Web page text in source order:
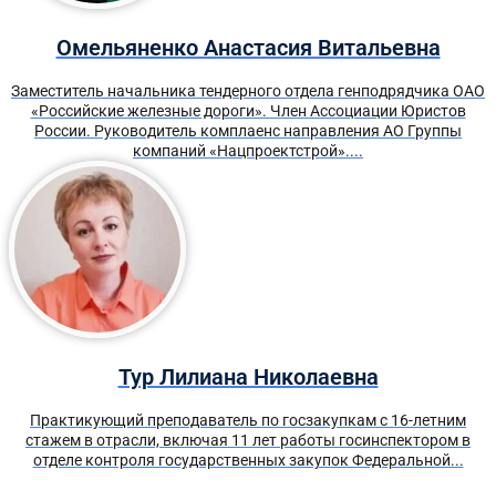
Омельяненко Анастасия Витальевна
Заместитель начальника тендерного отдела генподрядчика ОАО
«Российские железные дороги». Член Ассоциации Юристов
России. Руководитель комплаенс направления АО Группы
компаний «Нацпроектстрой»....
Тур Лилиана Николаевна
Практикующий преподаватель по госзакупкам с 16-летним
стажем в отрасли, включая 11 лет работы госинспектором в
отделе контроля государственных закупок Федеральной...